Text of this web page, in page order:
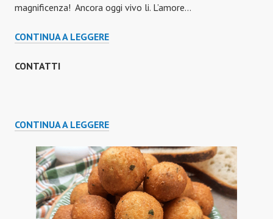
magnificenza! Ancora oggi vivo li. L’amore…
CONTINUA A LEGGERECHI
CONTATTI
CONTINUA A LEGGERECONTATTI